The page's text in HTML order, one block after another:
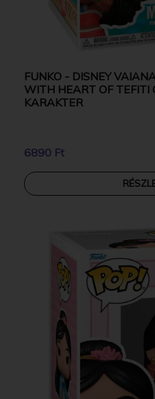
FUNKO - DISNEY
WITH HEART OF TEFITI
KARAKTER
6890 Ft